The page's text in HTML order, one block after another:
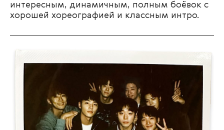
интересным, динамичным, полным боёвок с
хорошей хореографией и классным интро.